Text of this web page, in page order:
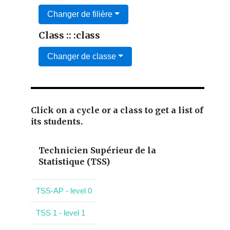
Changer de filière
Class :: :class
Changer de classe
Click on a cycle or a class to get a list of
its students.
Technicien Supérieur de la
Statistique (TSS)
TSS-AP - level 0
TSS 1 - level 1